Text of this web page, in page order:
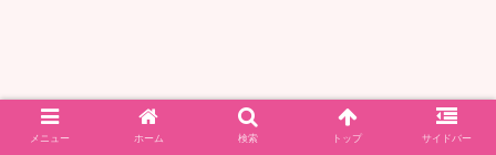
メニュー ホーム 検索 トップ サイドバー